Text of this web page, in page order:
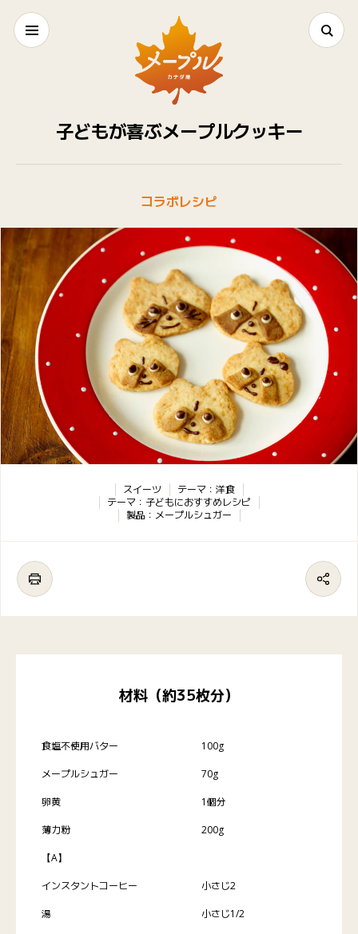
子どもが喜ぶメープルクッキー
コラボレシピ
スイーツ
テーマ：洋食
テーマ：子どもにおすすめレシピ
製品：メープルシュガー
材料（約35枚分）
食塩不使用バター 100g
メープルシュガー 70g
卵黄 1個分
薄力粉 200g
【A】
インスタントコーヒー 小さじ2
湯 小さじ1/2